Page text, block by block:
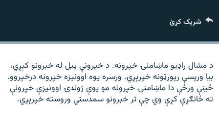
موږ وڅارئ
د ازادې اروپا راډیو ټولې ووبپاڼې
شریک کړئ
د مشال راډیو ماښامنۍ خپرونه. د خپرونې پیل له خبرونو کېږي،
بیا ورپسې رپورټونه خپرېږي. ورسره یوه اوونیزه خپرونه درخپروو.
ځینې ورځې دا ماښامنۍ خپرونه مو یوې ژوندۍ اوونیزې خپرونې
ته ځانګړې کړې وي چې تر خبرونو سمدستي وروسته خپرېږي.